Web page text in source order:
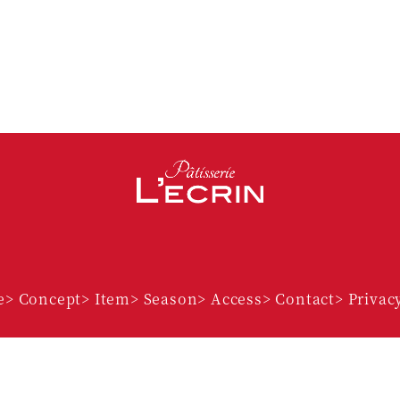
> Concept> Item> Season> Access> Contact>